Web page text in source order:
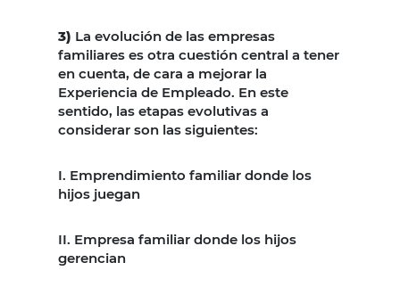
3) La evolución de las empresas
familiares es otra cuestión central a tener
en cuenta, de cara a mejorar la
Experiencia de Empleado. En este
sentido, las etapas evolutivas a
considerar son las siguientes:
I. Emprendimiento familiar donde los
hijos juegan
II. Empresa familiar donde los hijos
gerencian